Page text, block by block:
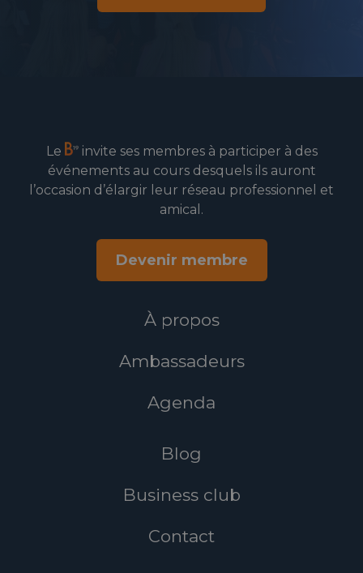
Le
invite ses membres à participer à des
événements au cours desquels ils auront
l’occasion d’élargir leur réseau professionnel et
amical.
Devenir membre
À propos
Ambassadeurs
Agenda
Blog
Business club
Contact